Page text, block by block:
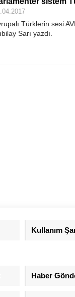
Türklerin sesi
Sarı yazdı.
Kullanım
Haber